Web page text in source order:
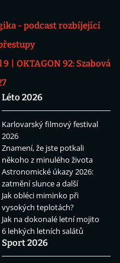
- podcast rozbíjející
9
OKTAGON 92: Szabová
Léto 2026
Karlovarský filmový festival
2026
Znamení, že jste potkali
někoho z minulého života
Astronomické úkazy 2026:
zatmění slunce a další
Jak obléci miminko při
vysokých teplotách?
Jak na dokonalé letní mojito
6 lehkých letních salátů
Sport 2026